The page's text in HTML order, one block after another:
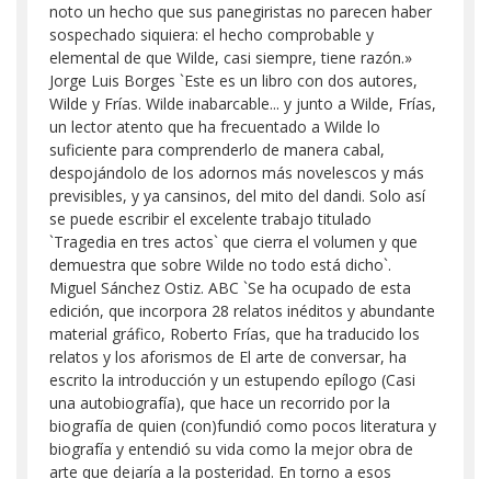
noto un hecho que sus panegiristas no parecen haber
sospechado siquiera: el hecho comprobable y
elemental de que Wilde, casi siempre, tiene razón.»
Jorge Luis Borges `Este es un libro con dos autores,
Wilde y Frías. Wilde inabarcable... y junto a Wilde, Frías,
un lector atento que ha frecuentado a Wilde lo
suficiente para comprenderlo de manera cabal,
despojándolo de los adornos más novelescos y más
previsibles, y ya cansinos, del mito del dandi. Solo así
se puede escribir el excelente trabajo titulado
`Tragedia en tres actos` que cierra el volumen y que
demuestra que sobre Wilde no todo está dicho`.
Miguel Sánchez Ostiz. ABC `Se ha ocupado de esta
edición, que incorpora 28 relatos inéditos y abundante
material gráfico, Roberto Frías, que ha traducido los
relatos y los aforismos de El arte de conversar, ha
escrito la introducción y un estupendo epílogo (Casi
una autobiografía), que hace un recorrido por la
biografía de quien (con)fundió como pocos literatura y
biografía y entendió su vida como la mejor obra de
arte que dejaría a la posteridad. En torno a esos